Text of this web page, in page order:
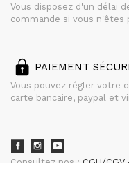
Vous disposez d'un délai
commande si vous n'êtes
PAIEMENT
Vous pouvez régler votre
carte bancaire, paypal et
Consultez nos : CGU/CGV